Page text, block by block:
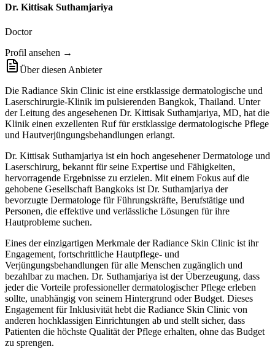
Dr. Kittisak Suthamjariya
Doctor
Profil ansehen →
Über diesen Anbieter
Die Radiance Skin Clinic ist eine erstklassige dermatologische und
Laserschirurgie-Klinik im pulsierenden Bangkok, Thailand. Unter
der Leitung des angesehenen Dr. Kittisak Suthamjariya, MD, hat die
Klinik einen exzellenten Ruf für erstklassige dermatologische Pflege
und Hautverjüngungsbehandlungen erlangt.
Dr. Kittisak Suthamjariya ist ein hoch angesehener Dermatologe und
Laserschirurg, bekannt für seine Expertise und Fähigkeiten,
hervorragende Ergebnisse zu erzielen. Mit einem Fokus auf die
gehobene Gesellschaft Bangkoks ist Dr. Suthamjariya der
bevorzugte Dermatologe für Führungskräfte, Berufstätige und
Personen, die effektive und verlässliche Lösungen für ihre
Hautprobleme suchen.
Eines der einzigartigen Merkmale der Radiance Skin Clinic ist ihr
Engagement, fortschrittliche Hautpflege- und
Verjüngungsbehandlungen für alle Menschen zugänglich und
bezahlbar zu machen. Dr. Suthamjariya ist der Überzeugung, dass
jeder die Vorteile professioneller dermatologischer Pflege erleben
sollte, unabhängig von seinem Hintergrund oder Budget. Dieses
Engagement für Inklusivität hebt die Radiance Skin Clinic von
anderen hochklassigen Einrichtungen ab und stellt sicher, dass
Patienten die höchste Qualität der Pflege erhalten, ohne das Budget
zu sprengen.